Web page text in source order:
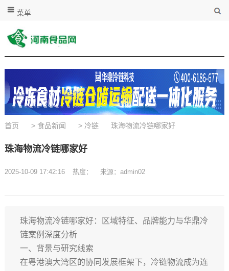
菜单
首页 > 食品新闻 > 冷链 珠海物流冷链哪家好
珠海物流冷链哪家好
2025-10-09 17:42:16 热度： 来源：admin02
珠海物流冷链哪家好：区域特征、品牌能力与华鼎冷
链案例深度分析
一、背景与研究线索
在粤港澳大湾区的协同发展框架下，冷链物流成为连